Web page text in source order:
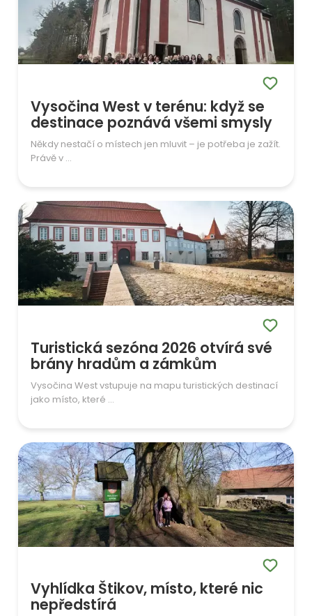
Vysočina West v terénu: když se
destinace poznává všemi smysly
Někdy nestačí o místech jen mluvit – je potřeba je zažít.
Právě v ...
Turistická sezóna 2026 otvírá své
brány hradům a zámkům
Vysočina West vstupuje na mapu turistických destinací
jako místo, které ...
Vyhlídka Štikov, místo, které nic
nepředstírá